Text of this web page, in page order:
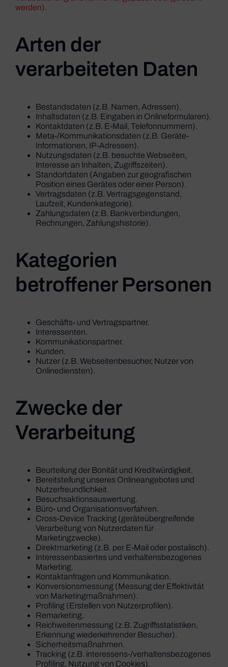
werden).
Arten der
verarbeiteten Daten
Bestandsdaten (z.B. Namen, Adressen).
Inhaltsdaten (z.B. Eingaben in Onlineformularen).
Kontaktdaten (z.B. E-Mail, Telefonnummern).
Meta-/Kommunikationsdaten (z.B. Geräte-
Informationen, IP-Adressen).
Nutzungsdaten (z.B. besuchte Webseiten,
Interesse an Inhalten, Zugriffszeiten).
Standortdaten (Angaben zur geografischen
Position eines Gerätes oder einer Person).
Vertragsdaten (z.B. Vertragsgegenstand,
Laufzeit, Kundenkategorie).
Zahlungsdaten (z.B. Bankverbindungen,
Rechnungen, Zahlungshistorie).
Kategorien
betroffener Personen
Geschäfts- und Vertragspartner.
Interessenten.
Kommunikationspartner.
Kunden.
Nutzer (z.B. Webseitenbesucher, Nutzer von
Onlinediensten).
Zwecke der
Verarbeitung
Beurteilung der Bonität und Kreditwürdigkeit.
Bereitstellung unseres Onlineangebotes und
Nutzerfreundlichkeit.
Besuchsaktionsauswertung.
Büro- und Organisationsverfahren.
Cross-Device Tracking (geräteübergreifende
Verarbeitung von Nutzerdaten für
Marketingzwecke).
Direktmarketing (z.B. per E-Mail oder postalisch).
Interessenbasiertes und verhaltensbezogenes
Marketing.
Kontaktanfragen und Kommunikation.
Konversionsmessung (Messung der Effektivität
von Marketingmaßnahmen).
Profiling (Erstellen von Nutzerprofilen).
Remarketing.
Reichweitenmessung (z.B. Zugriffsstatistiken,
Erkennung wiederkehrender Besucher).
Sicherheitsmaßnahmen.
Tracking (z.B. interessens-/verhaltensbezogenes
Profiling, Nutzung von Cookies).